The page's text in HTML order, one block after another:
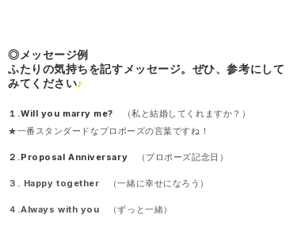
◎メッセージ例
ふたりの気持ちを記すメッセージ。ぜひ、参考にして
みてください♪
１.Will you marry me?
（私と結婚してくれますか？）
★一番スタンダードなプロポーズの言葉ですね！
２.Proposal Anniversary （プロポーズ記念日）
３. Happy together （一緒に幸せになろう）
４.Always with you （ずっと一緒）